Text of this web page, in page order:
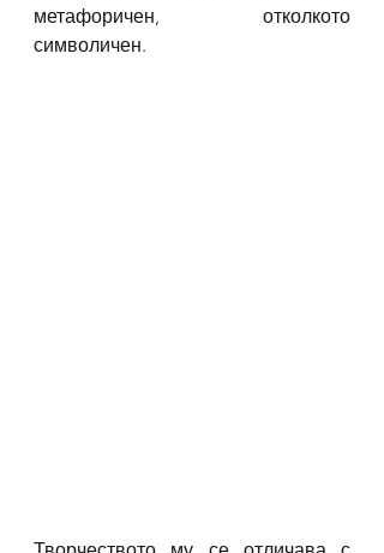
метафоричен, отколкото
символичен.